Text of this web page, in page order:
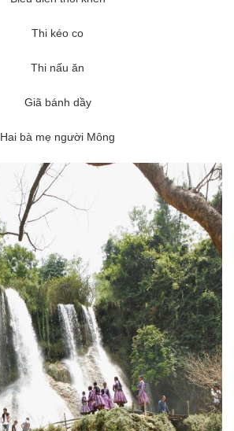
Thi kéo co
Thi nấu ăn
Giã bánh dầy
Hai bà mẹ người Mông